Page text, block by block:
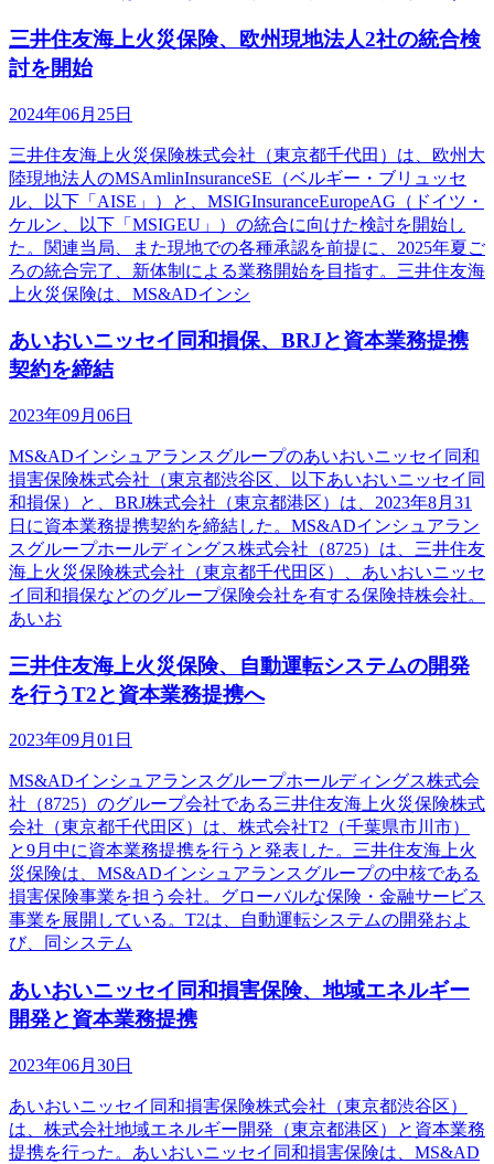
三井住友海上火災保険、欧州現地法人2社の統合検
討を開始
2024年06月25日
三井住友海上火災保険株式会社（東京都千代田）は、欧州大
陸現地法人のMSAmlinInsuranceSE（ベルギー・ブリュッセ
ル、以下「AISE」）と、MSIGInsuranceEuropeAG（ドイツ・
ケルン、以下「MSIGEU」）の統合に向けた検討を開始し
た。関連当局、また現地での各種承認を前提に、2025年夏ご
ろの統合完了、新体制による業務開始を目指す。三井住友海
上火災保険は、MS&ADインシ
あいおいニッセイ同和損保、BRJと資本業務提携
契約を締結
2023年09月06日
MS&ADインシュアランスグループのあいおいニッセイ同和
損害保険株式会社（東京都渋谷区、以下あいおいニッセイ同
和損保）と、BRJ株式会社（東京都港区）は、2023年8月31
日に資本業務提携契約を締結した。MS&ADインシュアラン
スグループホールディングス株式会社（8725）は、三井住友
海上火災保険株式会社（東京都千代田区）、あいおいニッセ
イ同和損保などのグループ保険会社を有する保険持株会社。
あいお
三井住友海上火災保険、自動運転システムの開発
を行うT2と資本業務提携へ
2023年09月01日
MS&ADインシュアランスグループホールディングス株式会
社（8725）のグループ会社である三井住友海上火災保険株式
会社（東京都千代田区）は、株式会社T2（千葉県市川市）
と9月中に資本業務提携を行うと発表した。三井住友海上火
災保険は、MS&ADインシュアランスグループの中核である
損害保険事業を担う会社。グローバルな保険・金融サービス
事業を展開している。T2は、自動運転システムの開発およ
び、同システム
あいおいニッセイ同和損害保険、地域エネルギー
開発と資本業務提携
2023年06月30日
あいおいニッセイ同和損害保険株式会社（東京都渋谷区）
は、株式会社地域エネルギー開発（東京都港区）と資本業務
提携を行った。あいおいニッセイ同和損害保険は、MS&AD